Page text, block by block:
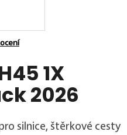
0,0 z 5 hvězdiček.
1X
2026
silnice, štěrkové cesty